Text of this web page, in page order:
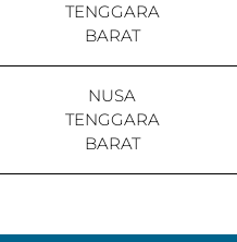
TENGGARA
BARAT
NUSA
TENGGARA
BARAT